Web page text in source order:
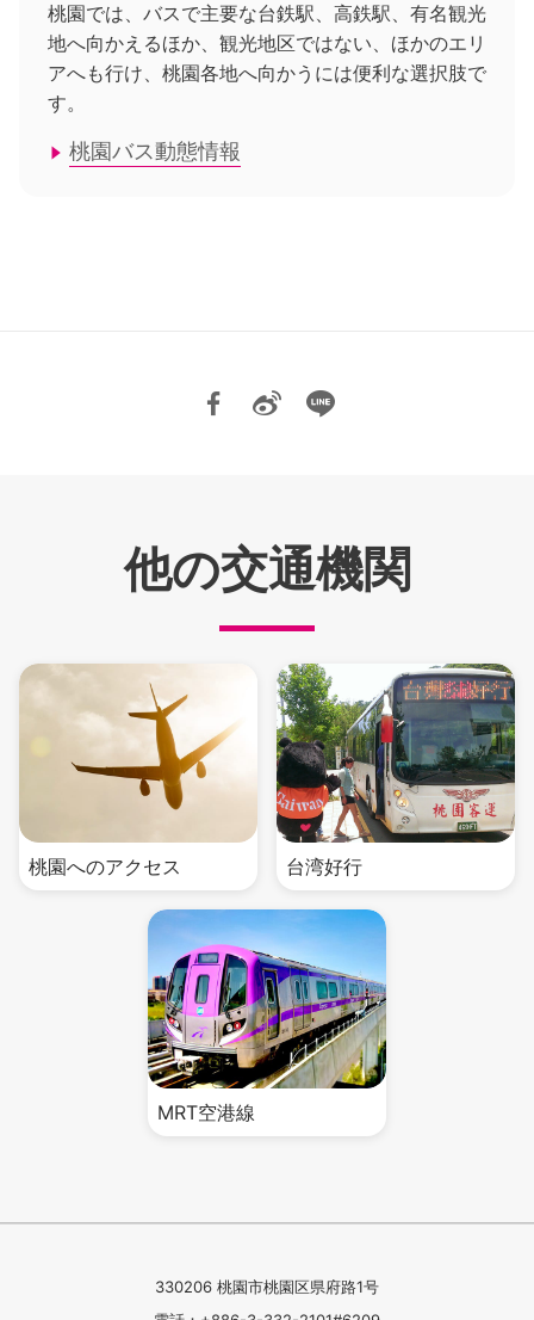
桃園では、バスで主要な台鉄駅、高鉄駅、有名観光
地へ向かえるほか、観光地区ではない、ほかのエリ
アへも行け、桃園各地へ向かうには便利な選択肢で
す。
桃園バス動態情報
他の交通機関
桃園へのアクセス 台湾好行
MRT空港線
330206 桃園市桃園区県府路1号